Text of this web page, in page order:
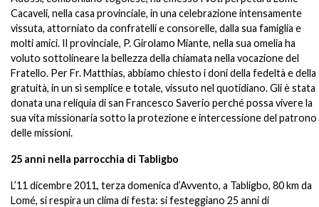
Cacaveli, nella casa provinciale, in una celebrazione intensamente
vissuta, attorniato da confratelli e consorelle, dalla sua famiglia e
molti amici. Il provinciale, P. Girolamo Miante, nella sua omelia ha
voluto sottolineare la bellezza della chiamata nella vocazione del
Fratello. Per Fr. Matthias, abbiamo chiesto i doni della fedeltà e della
gratuità, in un sì semplice e totale, vissuto nel quotidiano. Gli è stata
donata una reliquia di san Francesco Saverio perché possa vivere la
sua vita missionaria sotto la protezione e intercessione del patrono
delle missioni.
25 anni nella parrocchia di Tabligbo
L’11 dicembre 2011, terza domenica d’Avvento, a Tabligbo, 80 km da
Lomé, si respira un clima di festa: si festeggiano 25 anni di